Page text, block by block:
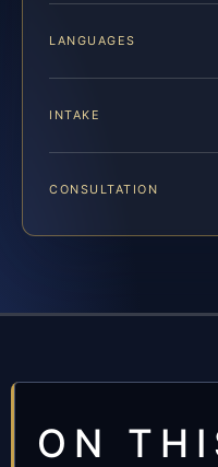
LANGUAGES
INTAKE
CONSULTATION
ON